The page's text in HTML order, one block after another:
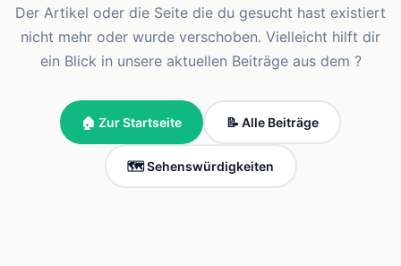
Der Artikel oder die Seite die du gesucht hast existiert
nicht mehr oder wurde verschoben. Vielleicht hilft dir
ein Blick in unsere aktuellen Beiträge aus dem ?
🏠 Zur Startseite 📝 Alle Beiträge
🗺️ Sehenswürdigkeiten